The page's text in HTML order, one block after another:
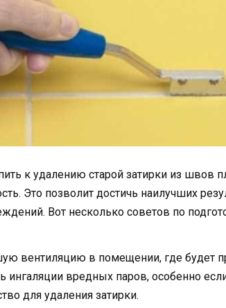
к удалению старой затирки из швов
Это позволит достичь наилучших
Вот несколько советов по
вентиляцию в помещении, где будет
ингаляции вредных паров, особенно
для удаления затирки.